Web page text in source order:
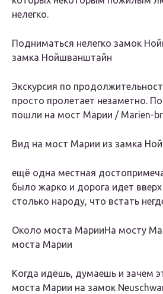
нелегко.
Подниматься нелегко замок
замка Нойшванштайн
Экскурсия по
просто пролетает незаметно.
пошли на мост Марии / Marien-
Вид на мост Марии из замка
ещё одна местная
было жарко и дорога идет
столько народу, что встать
Около моста МарииНа мосту
моста Марии
Когда идёшь, думаешь и зачем
моста Марии на замок